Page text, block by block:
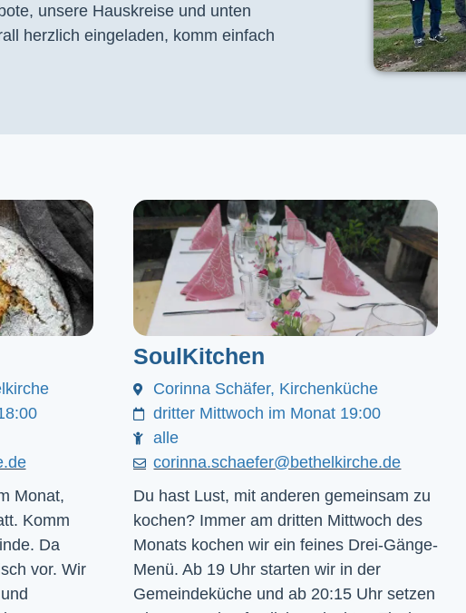
unsere Hauskreise und unten
herzlich eingeladen, komm einfach
Monat,
Komm
Da
vor. Wir
SoulKitchen
Corinna Schäfer, Kirchenküche
dritter Mittwoch im Monat 19:00
alle
corinna.schaefer@bethelkirche.de
Du hast Lust, mit anderen gemeinsam zu
kochen? Immer am dritten Mittwoch des
Monats kochen wir ein feines Drei-Gänge-
Menü. Ab 19 Uhr starten wir in der
Gemeindeküche und ab 20:15 Uhr setzen